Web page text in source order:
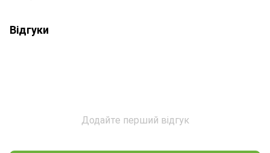
Відгуки
Додайте перший відгук